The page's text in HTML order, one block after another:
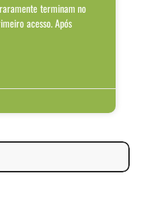
terminam no
acesso. Após